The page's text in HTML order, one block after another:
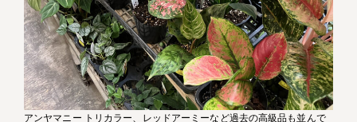
アンヤマニー トリカラー、レッドアーミーなど過去の高級品も並んで